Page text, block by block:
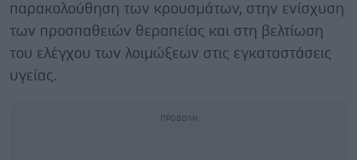
παρακολούθηση των κρουσμάτων, στην ενίσχυση
των προσπαθειών θεραπείας και στη βελτίωση
του ελέγχου των λοιμώξεων στις εγκαταστάσεις
υγείας.